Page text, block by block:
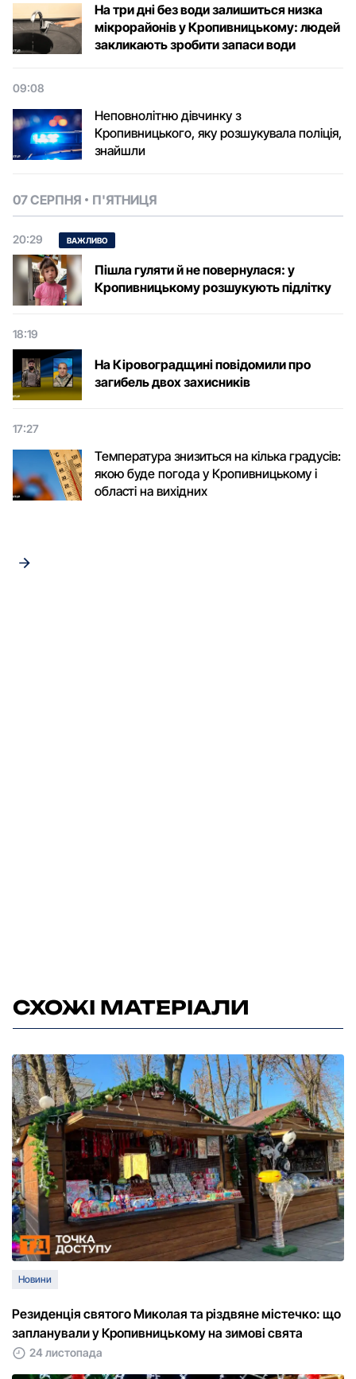
На три дні без води залишиться низка
мікрорайонів у Кропивницькому: людей
закликають зробити запаси води
09:08
Неповнолітню дівчинку з
Кропивницького, яку розшукувала поліція,
знайшли
07 СЕРПНЯ П'ЯТНИЦЯ
20:29 ВАЖЛИВО
Пішла гуляти й не повернулася: у
Кропивницькому розшукують підлітку
18:19
На Кіровоградщині повідомили про
загибель двох захисників
17:27
Температура знизиться на кілька градусів:
якою буде погода у Кропивницькому і
області на вихідних
СХОЖІ МАТЕРІАЛИ
Новини
Резиденція святого Миколая та різдвяне містечко: що
запланували у Кропивницькому на зимові свята
24 листопада